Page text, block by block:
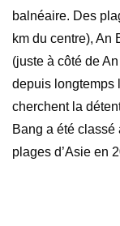
balnéaire. Des
km du centre), An
(juste à côté de
depuis longtemps
cherchent la
Bang a été classé
plages d’Asie en